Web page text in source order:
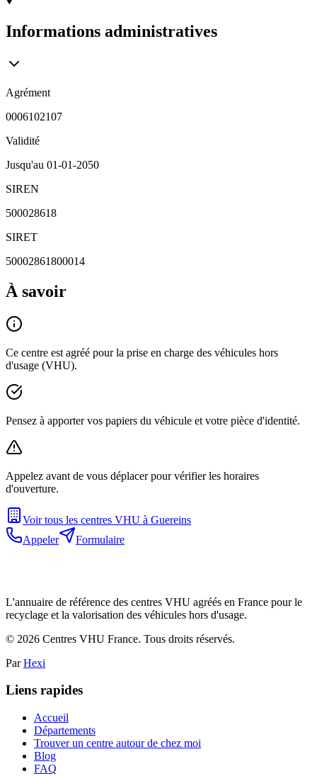
Informations administratives
Agrément
0006102107
Validité
Jusqu'au 01-01-2050
SIREN
500028618
SIRET
50002861800014
À savoir
Ce centre est agréé pour la prise en charge des véhicules hors
d'usage (VHU).
Pensez à apporter vos papiers du véhicule et votre pièce d'identité.
Appelez avant de vous déplacer pour vérifier les horaires
d'ouverture.
Voir tous les centres VHU à Guereins
Appeler
Formulaire
L'annuaire de référence des centres VHU agréés en France pour le
recyclage et la valorisation des véhicules hors d'usage.
© 2026 Centres VHU France. Tous droits réservés.
Par Hexi
Liens rapides
Accueil
Départements
Trouver un centre autour de chez moi
Blog
FAQ